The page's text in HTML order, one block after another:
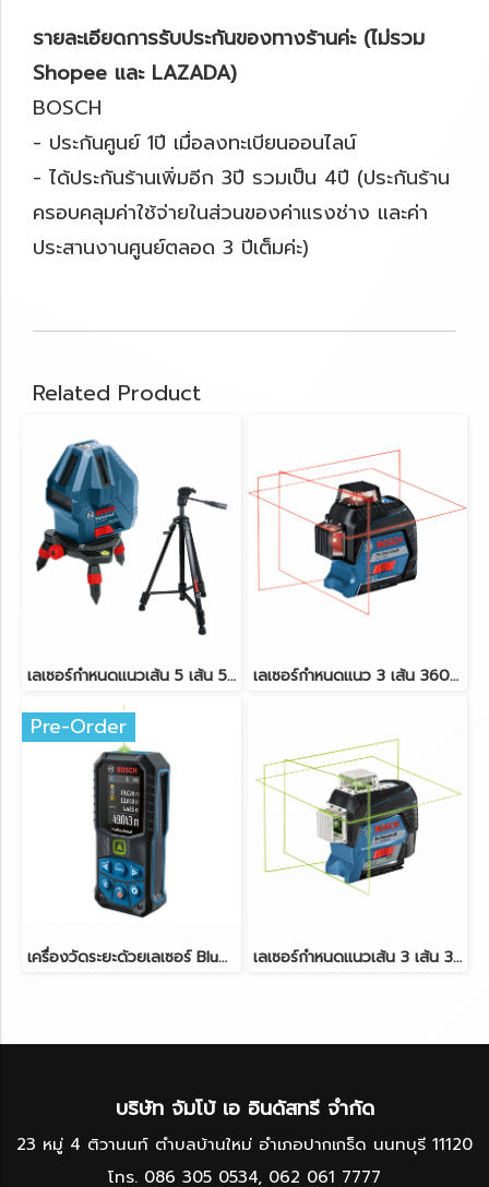
รายละเอียดการรับประกันของทางร้านค่ะ (ไม่รวม
Shopee และ LAZADA)
BOSCH
- ประกันศูนย์ 1ปี เมื่อลงทะเบียนออนไลน์
- ได้ประกันร้านเพิ่มอีก 3ปี รวมเป็น 4ปี (ประกันร้าน
ครอบคลุมค่าใช้จ่ายในส่วนของค่าแรงช่าง และค่า
ประสานงานศูนย์ตลอด 3 ปีเต็มค่ะ)
Related Product
เลเซอร์กำหนดแนวเส้น 5 เส้น 50m. (สีแดง) BOSCH รุ่น GLL 5-50 X เลเซอร์กำหนดแนว 3 เส้น 360 องศา 80m. (สีแดง) BOSCH รุ่น GLL 3-80+BT150
Pre-Order
เครื่องวัดระยะด้วยเลเซอร์ Bluetooth® 50m. (สีเขียว) BOSCH รุ่น GLM 50-27 CG เลเซอร์กำหนดแนวเส้น 3 เส้น 360 องศา 80m. Bluetooth® (สีเขียว) BOSCH รุ่น GLL 3-80 CG
บริษัท จัมโบ้ เอ อินดัสทรี จำกัด
23 หมู่ 4 ติวานนท์ ตำบลบ้านใหม่ อำเภอปากเกร็ด นนทบุรี 11120
โทร. 086 305 0534, 062 061 7777